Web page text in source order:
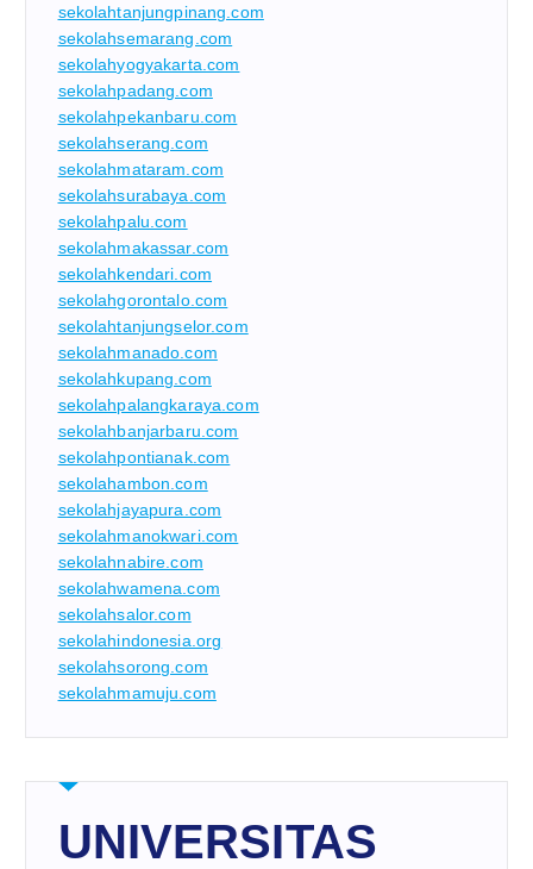
sekolahtanjungpinang.com
sekolahsemarang.com
sekolahyogyakarta.com
sekolahpadang.com
sekolahpekanbaru.com
sekolahserang.com
sekolahmataram.com
sekolahsurabaya.com
sekolahpalu.com
sekolahmakassar.com
sekolahkendari.com
sekolahgorontalo.com
sekolahtanjungselor.com
sekolahmanado.com
sekolahkupang.com
sekolahpalangkaraya.com
sekolahbanjarbaru.com
sekolahpontianak.com
sekolahambon.com
sekolahjayapura.com
sekolahmanokwari.com
sekolahnabire.com
sekolahwamena.com
sekolahsalor.com
sekolahindonesia.org
sekolahsorong.com
sekolahmamuju.com
UNIVERSITAS